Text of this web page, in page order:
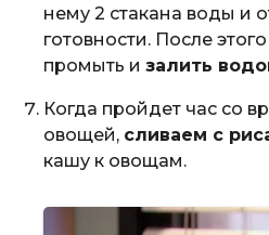
нему 2 стакана воды и
готовности. После
промыть и залить
Когда пройдет час со
овощей, сливаем с
кашу к овощам.